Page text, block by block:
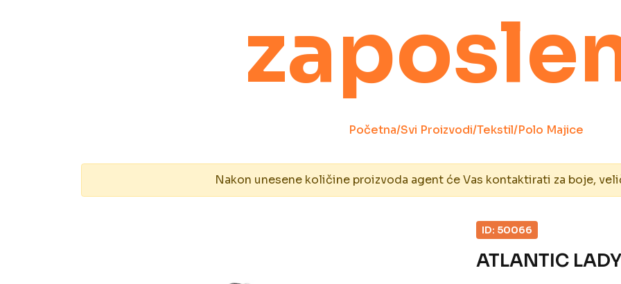
Početna/Svi Proizvodi/Tekstil/Polo Majice
Nakon unesene količine proizvoda agent će Vas kontaktirati za boje,
ID: 50066
ATLANTIC LADY